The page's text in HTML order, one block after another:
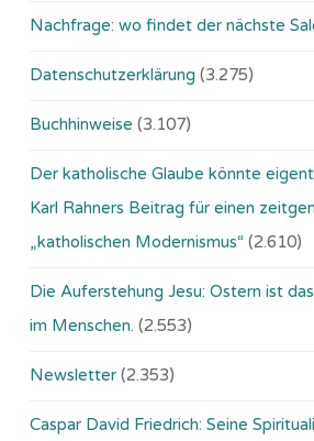
Nachfrage: wo findet der nächste
Datenschutzerklärung (3.275)
Buchhinweise (3.107)
Der katholische Glaube könnte
Karl Rahners Beitrag für einen
„katholischen Modernismus“ (2.610)
Die Auferstehung Jesu: Ostern ist
im Menschen. (2.553)
Newsletter (2.353)
Caspar David Friedrich: Seine